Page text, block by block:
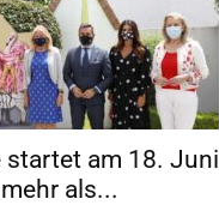
startet am 18. Juni
als...